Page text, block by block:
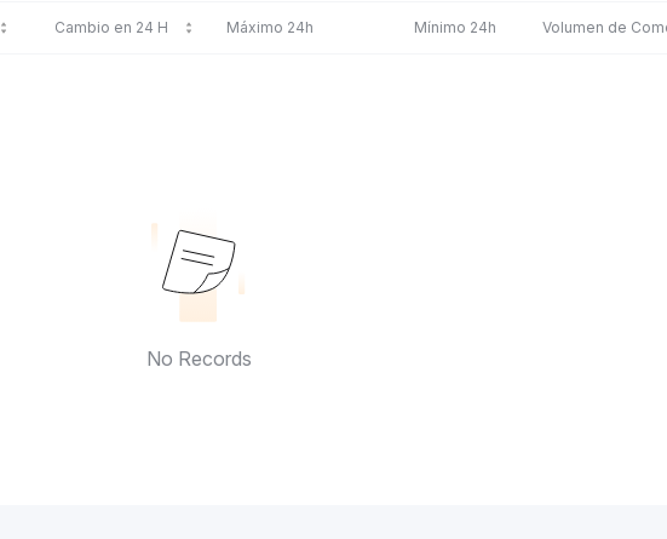
Cambio en 24 H Máximo 24h Mínimo 24h Volumen de
No Records